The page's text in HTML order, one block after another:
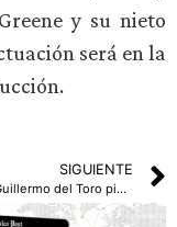
y su nieto
será en la
SIGUIENTE
Subastará Guillermo del Toro piezas de sus películas de terror